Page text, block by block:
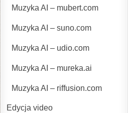
Muzyka AI – mubert.com
Muzyka AI – suno.com
Muzyka AI – udio.com
Muzyka AI – mureka.ai
Muzyka AI – riffusion.com
Edycja video